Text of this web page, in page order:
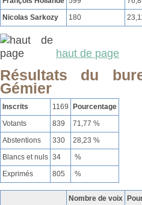
Nicolas Sarkozy
180
haut de page
Résultats du
Gémier
Inscrits 1169
Pourcentage
Votants
839
71,77 %
Abstentions
330
28,23 %
Blancs et nuls 34
%
Exprimés
805 %
Nombre de voix